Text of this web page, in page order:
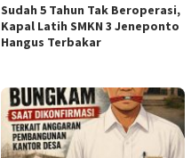
Sudah 5 Tahun Tak Beroperasi,
Kapal Latih SMKN 3 Jeneponto
Hangus Terbakar